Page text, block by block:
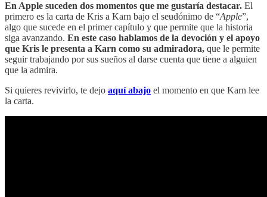
En Apple suceden dos momentos que me gustaría destacar. El
primero es la carta de Kris a Karn bajo el seudónimo de “Apple”,
algo que sucede en el primer capítulo y que permite que la historia
siga avanzando. En este caso hablamos de la devoción y el apoyo
que Kris le presenta a Karn como su admiradora, que le permite
seguir trabajando por sus sueños al darse cuenta que tiene a alguien
que la admira.
Si quieres revivirlo, te dejo aquí abajo el momento en que Karn lee
la carta.